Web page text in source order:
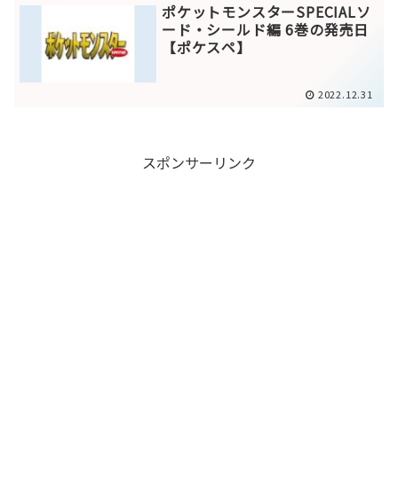
ポケットモンスターSPECIALソ
ード・シールド編 6巻の発売日
【ポケスペ】
2022.12.31
スポンサーリンク